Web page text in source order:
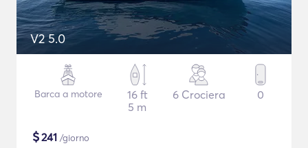
V2 5.0
Barca a motore
16 ft
5 m
6 Crociera 0
$241 /giorno